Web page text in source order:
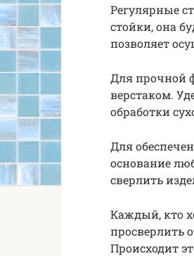
Регулярные
стойки, она
позволяет
Для прочной
верстаком.
обработки
Для
основание
сверлить
Каждый, кто
просверлить
Происходит